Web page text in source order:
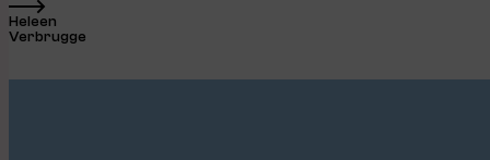
Heleen
Verbrugge